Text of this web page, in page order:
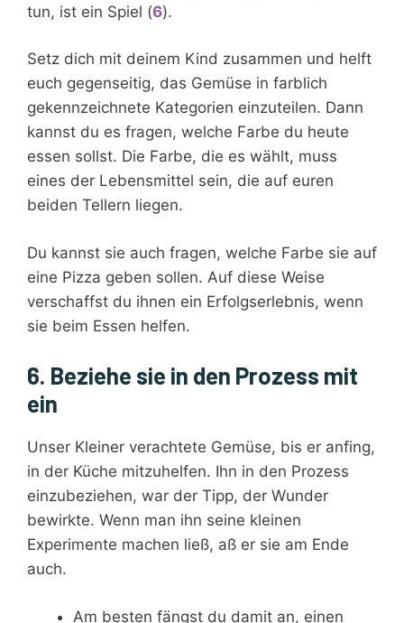
tun, ist ein Spiel (6).
Setz dich mit deinem Kind zusammen und helft
euch gegenseitig, das Gemüse in farblich
gekennzeichnete Kategorien einzuteilen. Dann
kannst du es fragen, welche Farbe du heute
essen sollst. Die Farbe, die es wählt, muss
eines der Lebensmittel sein, die auf euren
beiden Tellern liegen.
Du kannst sie auch fragen, welche Farbe sie auf
eine Pizza geben sollen. Auf diese Weise
verschaffst du ihnen ein Erfolgserlebnis, wenn
sie beim Essen helfen.
6. Beziehe sie in den Prozess mit
ein
Unser Kleiner verachtete Gemüse, bis er anfing,
in der Küche mitzuhelfen. Ihn in den Prozess
einzubeziehen, war der Tipp, der Wunder
bewirkte. Wenn man ihn seine kleinen
Experimente machen ließ, aß er sie am Ende
auch.
Am besten fängst du damit an, einen